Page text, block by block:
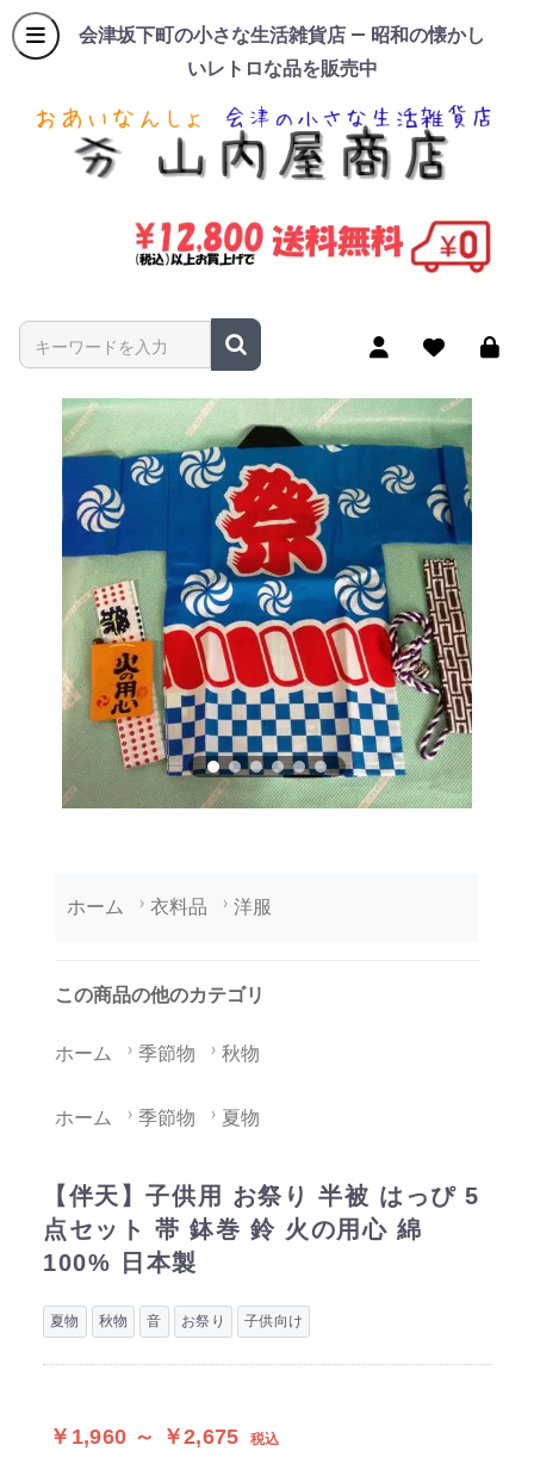
会津坂下町の小さな生活雑貨店 — 昭和の懐かし
いレトロな品を販売中
商品名やキーワードを入力
ホーム 衣料品 洋服
この商品の他のカテゴリ
ホーム 季節物 秋物
ホーム 季節物 夏物
【伴天】子供用 お祭り 半被 はっぴ 5
点セット 帯 鉢巻 鈴 火の用心 綿
100% 日本製
夏物 秋物 音 お祭り 子供向け
￥1,960 ～ ￥2,675 税込